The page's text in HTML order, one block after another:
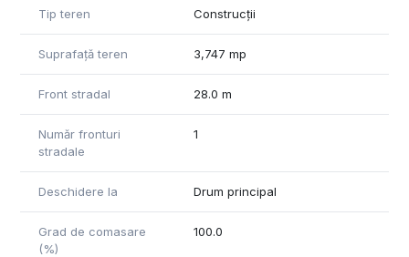
Tip teren Construcții
Suprafață teren 3,747 mp
Front stradal 28.0 m
Număr fronturi
stradale
1
Deschidere la Drum principal
Grad de comasare
(%)
100.0